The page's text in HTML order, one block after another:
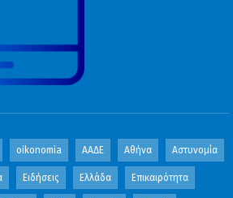
oikonomia ΑΑΔΕ Αθήνα Αστυνομία
Ειδήσεις Ελλάδα Επικαιρότητα